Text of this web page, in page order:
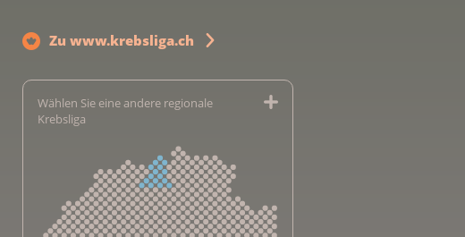
Zu www.krebsliga.ch
Wählen Sie eine andere regionale
Krebsliga